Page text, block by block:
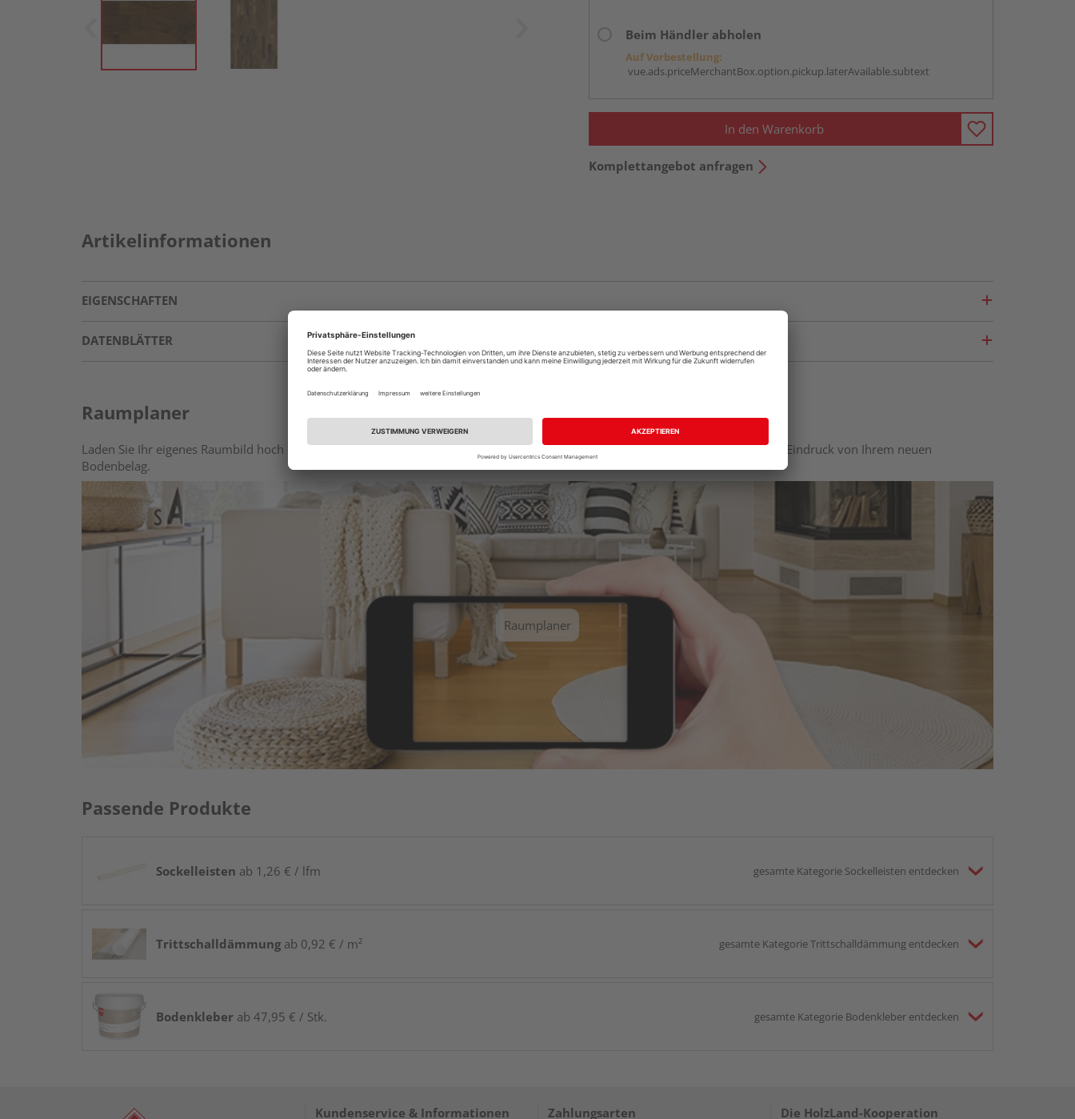
Beim Händler abholen
Auf Vorbestellung:
vue.ads.priceMerchantBox.option.pickup.laterAvailable.subtext
In den Warenkorb
Komplettangebot anfragen
Artikelinformationen
EIGENSCHAFTEN
DATENBLÄTTER
Raumplaner
Laden Sie Ihr eigenes Raumbild hoch oder wählen Sie einen unserer vordefinierten Räume aus und erhalten Sie einen optischen Eindruck von Ihrem neuen
Bodenbelag.
Raumplaner
Passende Produkte
Sockelleisten ab 1,26 € / lfm gesamte Kategorie Sockelleisten entdecken
Trittschalldämmung ab 0,92 € / m² gesamte Kategorie Trittschalldämmung entdecken
Bodenkleber ab 47,95 € / Stk. gesamte Kategorie Bodenkleber entdecken
Kundenservice & Informationen Zahlungsarten Die HolzLand-Kooperation